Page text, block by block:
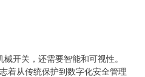
开关，还需要智能和可视性。
着从传统保护到数字化安全管理